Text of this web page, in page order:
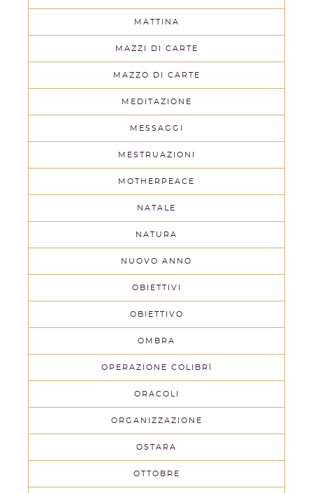
MATTINA
MAZZI DI CARTE
MAZZO DI CARTE
MEDITAZIONE
MESSAGGI
MESTRUAZIONI
MOTHERPEACE
NATALE
NATURA
NUOVO ANNO
OBIETTIVI
OBIETTIVO
OMBRA
OPERAZIONE COLIBRÌ
ORACOLI
ORGANIZZAZIONE
OSTARA
OTTOBRE